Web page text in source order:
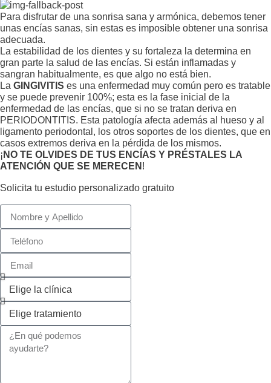
Para disfrutar de una sonrisa sana y armónica, debemos tener
unas encías sanas, sin estas es imposible obtener una sonrisa
adecuada.
La estabilidad de los dientes y su fortaleza la determina en
gran parte la salud de las encías. Si están inflamadas y
sangran habitualmente, es que algo no está bien.
La GINGIVITIS es una enfermedad muy común pero es tratable
y se puede prevenir 100%; esta es la fase inicial de la
enfermedad de las encías, que si no se tratan deriva en
PERIODONTITIS. Esta patología afecta además al hueso y al
ligamento periodontal, los otros soportes de los dientes, que en
casos extremos deriva en la pérdida de los mismos.
¡ NO TE OLVIDES DE TUS ENCÍAS Y PRÉSTALES LA
ATENCIÓN QUE SE MERECEN !
Solicita tu estudio personalizado gratuito